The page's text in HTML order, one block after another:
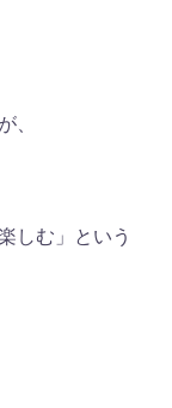
、
しむ」という